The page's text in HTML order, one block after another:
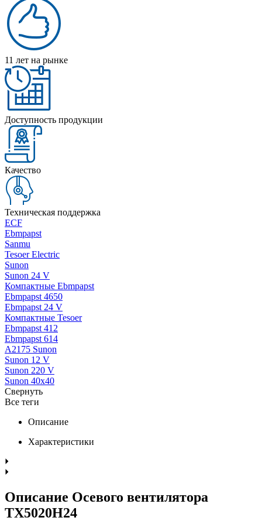
11 лет на рынке
Доступность продукции
Качество
Техническая поддержка
ECF
Ebmpapst
Sanmu
Tesoer Electric
Sunon
Sunon 24 V
Компактные Ebmpapst
Ebmpapst 4650
Ebmpapst 24 V
Компактные Tesoer
Ebmpapst 412
Ebmpapst 614
A2175 Sunon
Sunon 12 V
Sunon 220 V
Sunon 40x40
Свернуть
Все теги
Описание
Характеристики
Описание Осевого вентилятора
TX5020H24